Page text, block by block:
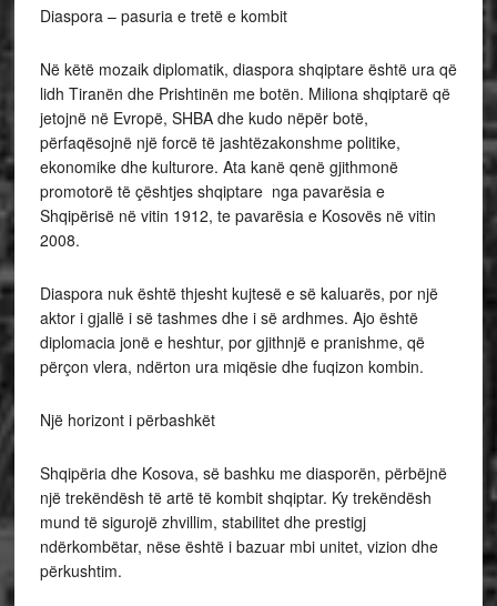
Diaspora – pasuria e tretë e kombit
Në këtë mozaik diplomatik, diaspora shqiptare është ura që
lidh Tiranën dhe Prishtinën me botën. Miliona shqiptarë që
jetojnë në Evropë, SHBA dhe kudo nëpër botë,
përfaqësojnë një forcë të jashtëzakonshme politike,
ekonomike dhe kulturore. Ata kanë qenë gjithmonë
promotorë të çështjes shqiptare nga pavarësia e
Shqipërisë në vitin 1912, te pavarësia e Kosovës në vitin
2008.
Diaspora nuk është thjesht kujtesë e së kaluarës, por një
aktor i gjallë i së tashmes dhe i së ardhmes. Ajo është
diplomacia jonë e heshtur, por gjithnjë e pranishme, që
përçon vlera, ndërton ura miqësie dhe fuqizon kombin.
Një horizont i përbashkët
Shqipëria dhe Kosova, së bashku me diasporën, përbëjnë
një trekëndësh të artë të kombit shqiptar. Ky trekëndësh
mund të sigurojë zhvillim, stabilitet dhe prestigj
ndërkombëtar, nëse është i bazuar mbi unitet, vizion dhe
përkushtim.